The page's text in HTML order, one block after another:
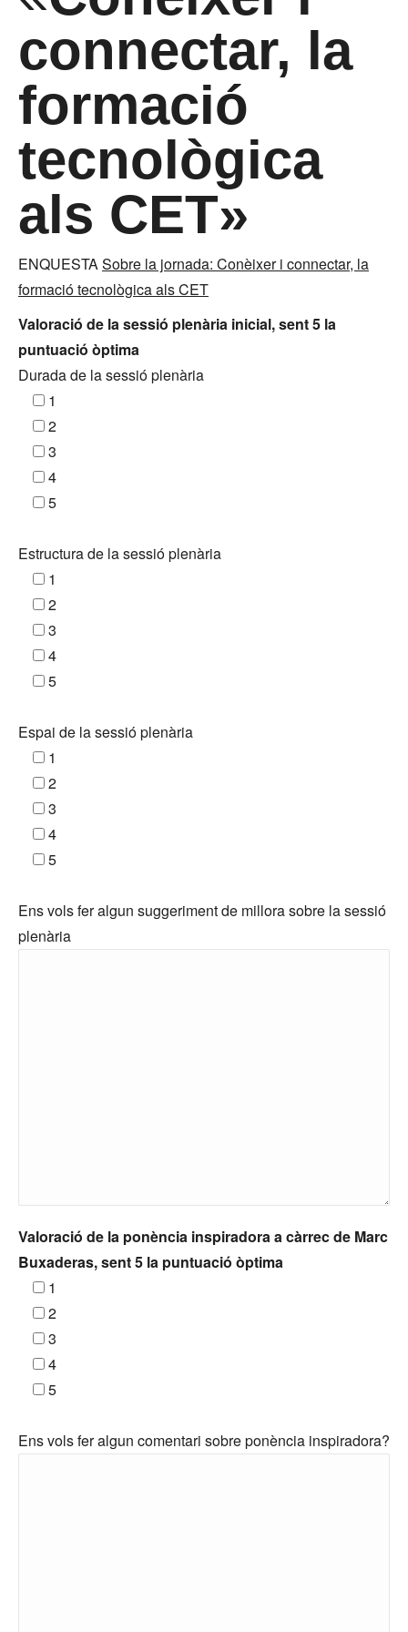
connectar, la
formació
tecnològica
als CET»
ENQUESTASobre la jornada: Conèixer i connectar, la
formació tecnològica als CET
Valoració de la sessió plenària inicial, sent 5 la
puntuació òptima
Durada de la sessió plenària
1
2
3
4
5
Estructura de la sessió plenària
1
2
3
4
5
Espai de la sessió plenària
1
2
3
4
5
Ens vols fer algun suggeriment de millora sobre la sessió
plenària
Valoració de la ponència inspiradora a càrrec de Marc
Buxaderas, sent 5 la puntuació òptima
1
2
3
4
5
Ens vols fer algun comentari sobre ponència inspiradora?